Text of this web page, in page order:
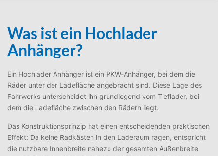
Was ist ein Hochlader
Anhänger?
Ein Hochlader Anhänger ist ein PKW-Anhänger, bei dem die
Räder unter der Ladefläche angebracht sind. Diese Lage des
Fahrwerks unterscheidet ihn grundlegend vom Tieflader, bei
dem die Ladefläche zwischen den Rädern liegt.
Das Konstruktionsprinzip hat einen entscheidenden praktischen
Effekt: Da keine Radkästen in den Laderaum ragen, entspricht
die nutzbare Innenbreite nahezu der gesamten Außenbreite